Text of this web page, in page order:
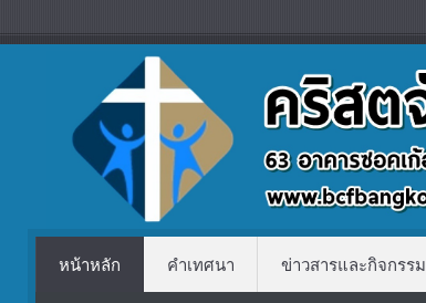
หน้าหลัก คำเทศนา ข่าวสารและกิจกรรม